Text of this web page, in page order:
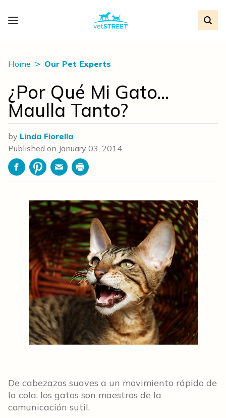
Home Our Pet Experts
¿Por Qué Mi Gato…
Maulla Tanto?
by Linda Fiorella
Published on January 03, 2014
FacebookPinterestEmailPrint
De cabezazos suaves a un movimiento rápido de
la cola, los gatos son maestros de la
comunicación sutil.